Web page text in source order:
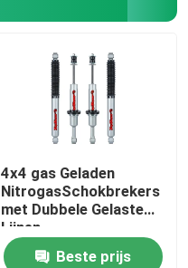
4x4 gas Geladen
NitrogasSchokbrekers
met Dubbele Gelaste
Lijnen
Beste prijs